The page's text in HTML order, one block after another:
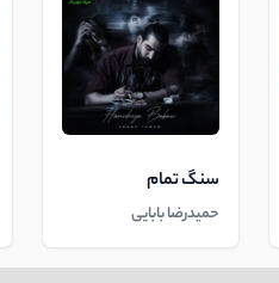
سنگ تمام
حمیدرضا بابایی